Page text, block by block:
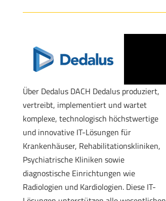
Über Dedalus DACH Dedalus produziert,
vertreibt, implementiert und wartet
komplexe, technologisch höchstwertige
und innovative IT-Lösungen für
Krankenhäuser, Rehabilitationskliniken,
Psychiatrische Kliniken sowie
diagnostische Einrichtungen wie
Radiologien und Kardiologien. Diese IT-